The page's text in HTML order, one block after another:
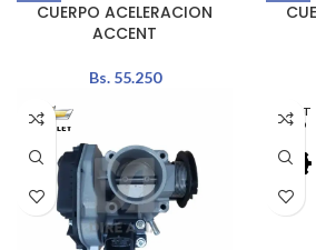
CUERPO ACELERACION
ACCENT
Bs.55.250
AGOT
ADO